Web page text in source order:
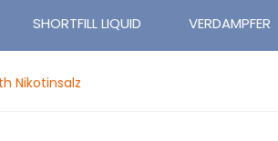
SHORTFILL LIQUID VERDAMPFER
Nikotinsalz